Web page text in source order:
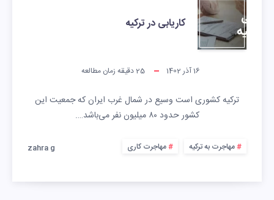
کاریابی در ترکیه
16 آذر 1402 25دقیقه زمان مطالعه
ترکیه کشوری است وسیع در شمال غرب ایران که جمعیت این
کشور حدود ۸۰ میلیون نفر می‌باشد….
مهاجرت به ترکیه مهاجرت کاری zahra g